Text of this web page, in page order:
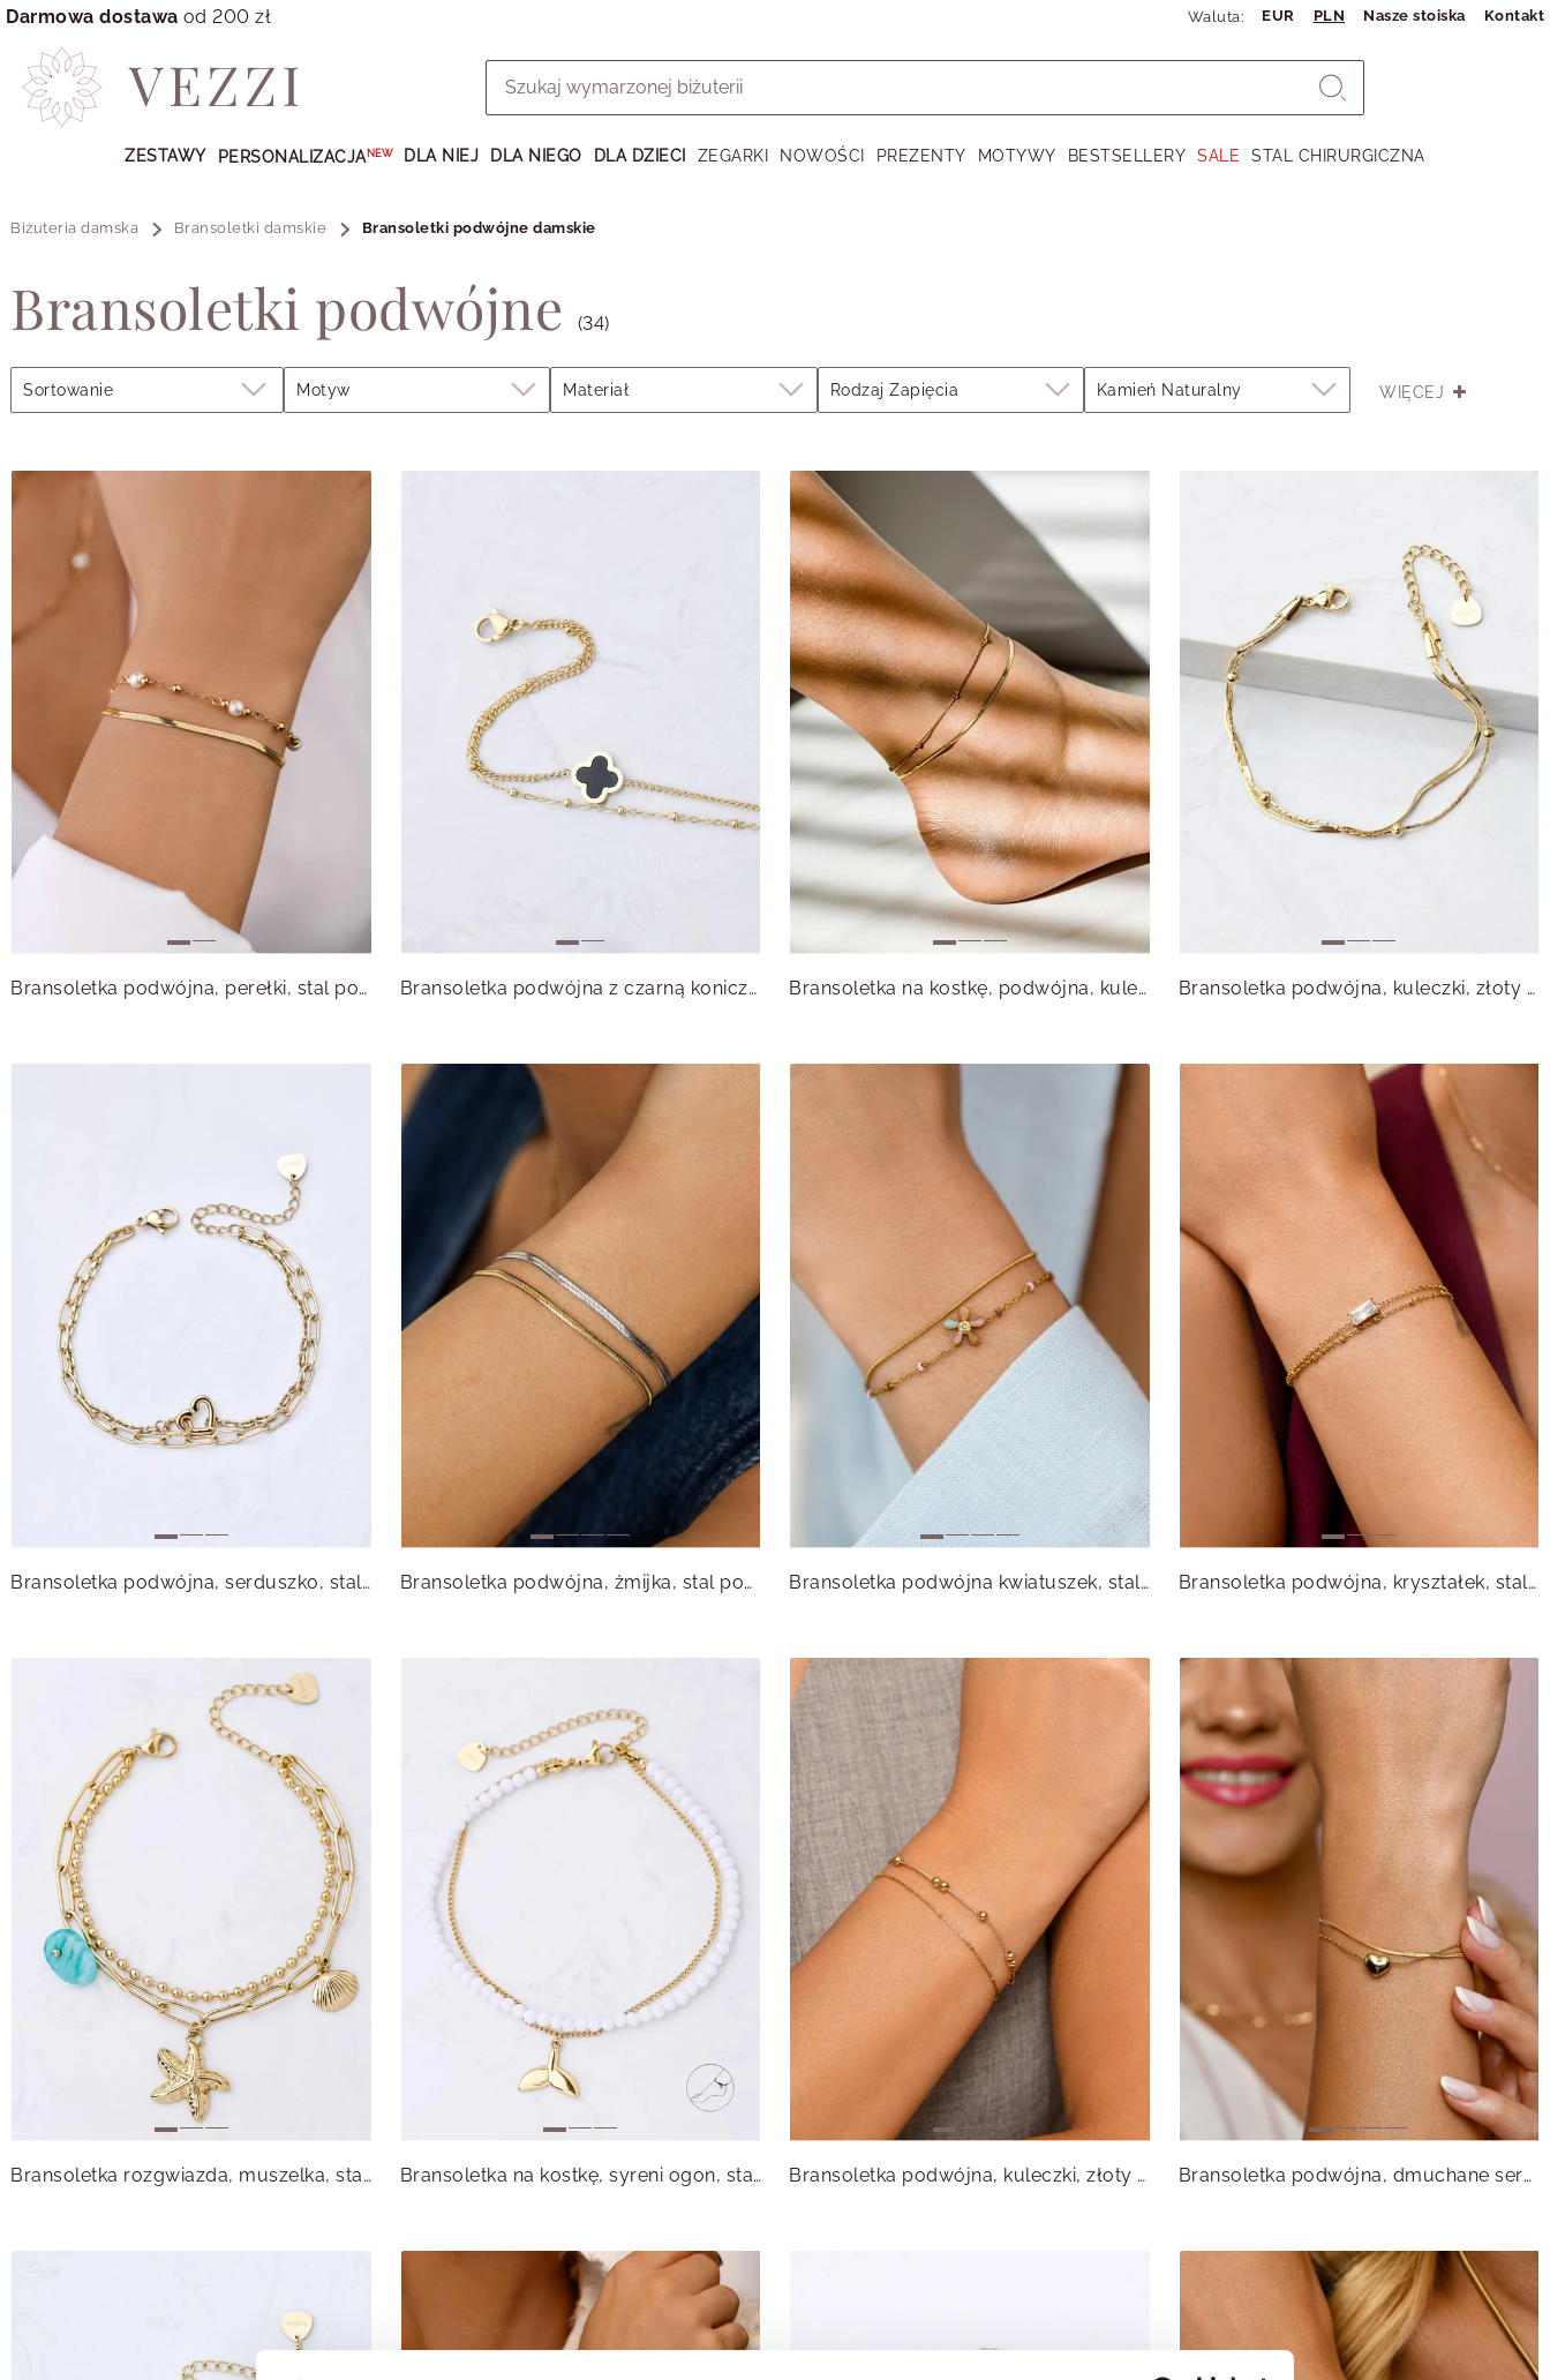
Przejdź
GŁÓWNEJ
PRODUKTÓW
UŻYTKOWNIKA
Darmowa dostawa od 200 zł Waluta: EUR PLN Nasze stoiska Kontakt
ZESTAWY PERSONALIZACJA NEW DLA NIEJ DLA NIEGO DLA DZIECI ZEGARKI NOWOŚCI PREZENTY MOTYWY BESTSELLERY SALE STAL CHIRURGICZNA
Biżuteria damska Bransoletki damskie Bransoletki podwójne damskie
Bransoletki podwójne (34)
Sortowanie Filtry
Motyw Materiał Rodzaj Zapięcia Kamień Naturalny WIĘCEJ
Bransoletka podwójna, perełki, stal pozłacana S108048Z00 Bransoletka podwójna z czarną koniczynką, złoty S107940Z00 Bransoletka na kostkę, podwójna, kuleczki, złoty S107921Z00 Bransoletka podwójna, kuleczki, złoty S106251Z00
Bransoletka podwójna, serduszko, stal pozłacana S111847Z00 Bransoletka podwójna, żmijka, stal pozłacana S112118M00 Bransoletka podwójna kwiatuszek, stal pozłacana S111876Z07 Bransoletka podwójna, kryształek, stal pozłacana S111605Z00
Bransoletka rozgwiazda, muszelka, stal pozłacana S113455Z00 Bransoletka na kostkę, syreni ogon, stal pozłacana S113445Z00 Bransoletka podwójna, kuleczki, złoty S107285Z00 Bransoletka podwójna, dmuchane serce, złoty S106100Z00